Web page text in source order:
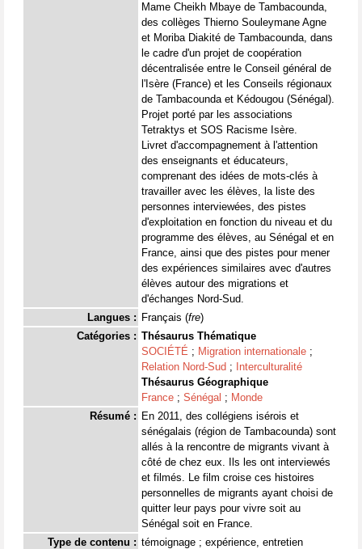
Mame Cheikh Mbaye de Tambacounda,
des collèges Thierno Souleymane Agne
et Moriba Diakité de Tambacounda, dans
le cadre d'un projet de coopération
décentralisée entre le Conseil général de
l'Isère (France) et les Conseils régionaux
de Tambacounda et Kédougou (Sénégal).
Projet porté par les associations
Tetraktys et SOS Racisme Isère.
Livret d'accompagnement à l'attention
des enseignants et éducateurs,
comprenant des idées de mots-clés à
travailler avec les élèves, la liste des
personnes interviewées, des pistes
d'exploitation en fonction du niveau et du
programme des élèves, au Sénégal et en
France, ainsi que des pistes pour mener
des expériences similaires avec d'autres
élèves autour des migrations et
d'échanges Nord-Sud.
Langues : Français (fre)
Catégories : Thésaurus Thématique
SOCIÉTÉ ; Migration internationale ;
Relation Nord-Sud ;
Interculturalité
Thésaurus Géographique
France ; Sénégal ; Monde
Résumé : En 2011, des collégiens isérois et
sénégalais (région de Tambacounda) sont
allés à la rencontre de migrants vivant à
côté de chez eux. Ils les ont interviewés
et filmés. Le film croise ces histoires
personnelles de migrants ayant choisi de
quitter leur pays pour vivre soit au
Sénégal soit en France.
Type de contenu : témoignage ; expérience, entretien